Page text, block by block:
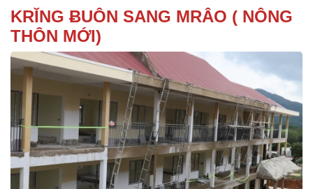
KRĬNG ɃUÔN SANG MRÂO ( NÔNG
THÔN MỚI)